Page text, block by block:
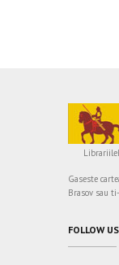
Gaseste
Brasov sau
FOLLOW US